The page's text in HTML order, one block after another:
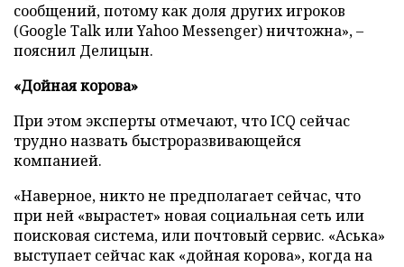
сообщений, потому как доля других игроков
(Google Talk или Yahoo Messenger) ничтожна», –
пояснил Делицын.
«Дойная корова»
При этом эксперты отмечают, что ICQ сейчас
трудно назвать быстроразвивающейся
компанией.
«Наверное, никто не предполагает сейчас, что
при ней «вырастет» новая социальная сеть или
поисковая система, или почтовый сервис. «Аська»
выступает сейчас как «дойная корова», когда на